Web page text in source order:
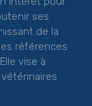
ses
de la
références
vise à